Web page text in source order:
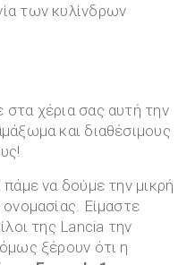
των κυλίνδρων
χέρια σας αυτή την
και διαθέσιμους
, πάμε να δούμε την μικρή
Είμαστε
της Lancia την
ξέρουν ότι η